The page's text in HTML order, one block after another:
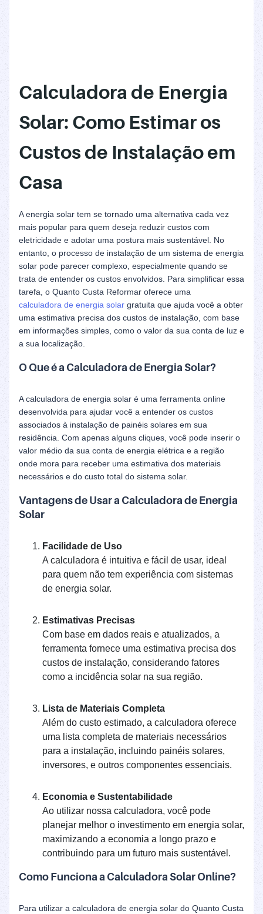
Calculadora de Energia
Solar: Como Estimar os
Custos de Instalação em
Casa
A energia solar tem se tornado uma alternativa cada vez
mais popular para quem deseja reduzir custos com
eletricidade e adotar uma postura mais sustentável. No
entanto, o processo de instalação de um sistema de energia
solar pode parecer complexo, especialmente quando se
trata de entender os custos envolvidos. Para simplificar essa
tarefa, o Quanto Custa Reformar oferece uma
calculadora de energia solar gratuita que ajuda você a obter
uma estimativa precisa dos custos de instalação, com base
em informações simples, como o valor da sua conta de luz e
a sua localização.
O Que é a Calculadora de Energia Solar?
A calculadora de energia solar é uma ferramenta online
desenvolvida para ajudar você a entender os custos
associados à instalação de painéis solares em sua
residência. Com apenas alguns cliques, você pode inserir o
valor médio da sua conta de energia elétrica e a região
onde mora para receber uma estimativa dos materiais
necessários e do custo total do sistema solar.
Vantagens de Usar a Calculadora de Energia
Solar
Facilidade de Uso
A calculadora é intuitiva e fácil de usar, ideal
para quem não tem experiência com sistemas
de energia solar.
Estimativas Precisas
Com base em dados reais e atualizados, a
ferramenta fornece uma estimativa precisa dos
custos de instalação, considerando fatores
como a incidência solar na sua região.
Lista de Materiais Completa
Além do custo estimado, a calculadora oferece
uma lista completa de materiais necessários
para a instalação, incluindo painéis solares,
inversores, e outros componentes essenciais.
Economia e Sustentabilidade
Ao utilizar nossa calculadora, você pode
planejar melhor o investimento em energia solar,
maximizando a economia a longo prazo e
contribuindo para um futuro mais sustentável.
Como Funciona a Calculadora Solar Online?
Para utilizar a calculadora de energia solar do Quanto Custa